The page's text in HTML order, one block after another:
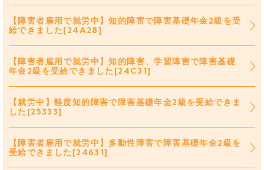
【障害者雇用で就労中】知的障害で障害基礎年金2級を受
給できました[24A28]
【障害者雇用で就労中】知的障害、学習障害で障害基礎
年金2級を受給できました[24C31]
【就労中】軽度知的障害で障害基礎年金2級を受給できま
した[25333]
【障害者雇用で就労中】多動性障害で障害基礎年金2級を
受給できました[24631]